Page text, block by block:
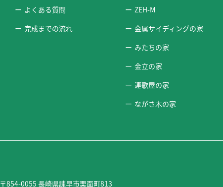
よくある質問
完成までの流れ
ZEH-M
金属サイディングの家
みたちの家
金立の家
連歌屋の家
ながさ木の家
854-0055 長崎県諫早市栗面町813